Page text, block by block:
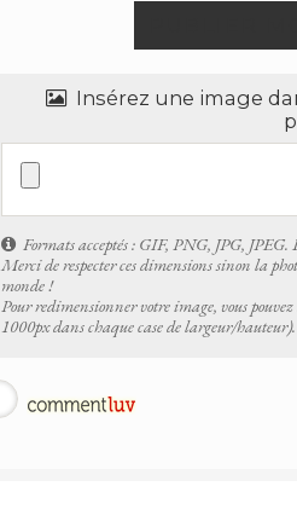
Insérez une image
Formats acceptés : GIF, PNG, JPG,
Merci de respecter ces dimensions sinon la
monde !
Pour redimensionner votre image, vous
1000px dans chaque case de largeur/hauteur).